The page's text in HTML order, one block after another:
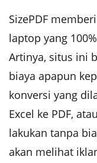
SizePDF
laptop yang
Artinya, situs ini
biaya apapun
konversi yang
Excel ke PDF,
lakukan tanpa
akan melihat